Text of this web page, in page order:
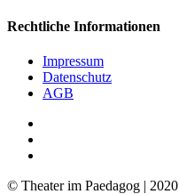
Rechtliche Informationen
Impressum
Datenschutz
AGB
© Theater im Paedagog | 2020